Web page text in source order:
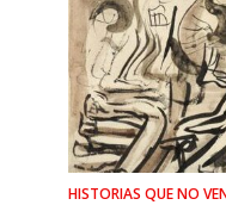
HISTORIAS QUE NO